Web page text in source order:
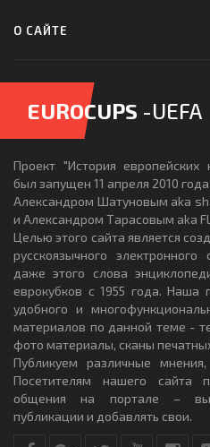
О САЙТЕ
EUROCUPS -UEFA
Проект "История европейских
был запущен 11 апреля 2010
Александром Шатуновым aka
и Александром Тарасовым aka
Целью этого сайта является
русскоязычного
даже этого слова
еврокубков с 1955 года. Наша
удобного и
материалов по данной теме -
фото материалы, сканы
Публикуем различные
Посетителям нашего сайта
общения на портале – вы
публикации и добавлять свои.